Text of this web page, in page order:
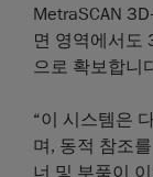
MetraSCAN
면 영역에서도
으로 확보합니
“이 시스템은
며, 동적 참조
너 및 부품이